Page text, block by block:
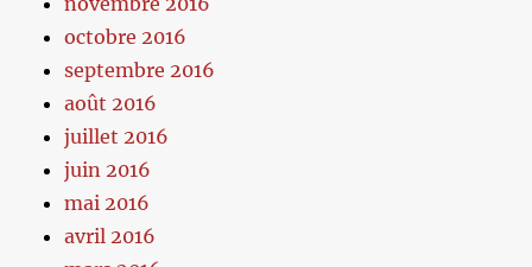
octobre 2016
septembre 2016
août 2016
juillet 2016
juin 2016
mai 2016
avril 2016